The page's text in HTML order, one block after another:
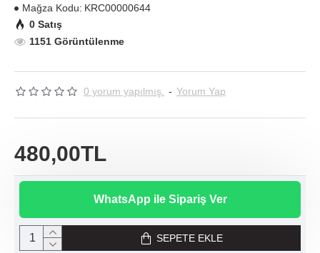
Mağza Kodu: KRC00000644
0 Satış
1151 Görüntülenme
0 yorum yapılmış. - Yorum Yap
480,00TL
WhatsApp ile Sipariş Ver
SEPETE EKLE